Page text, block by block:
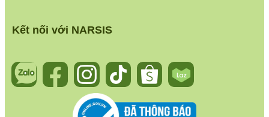
Kết nối với NARSIS